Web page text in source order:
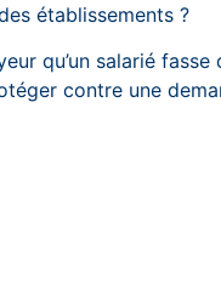
établissements ?
qu’un salarié
contre une